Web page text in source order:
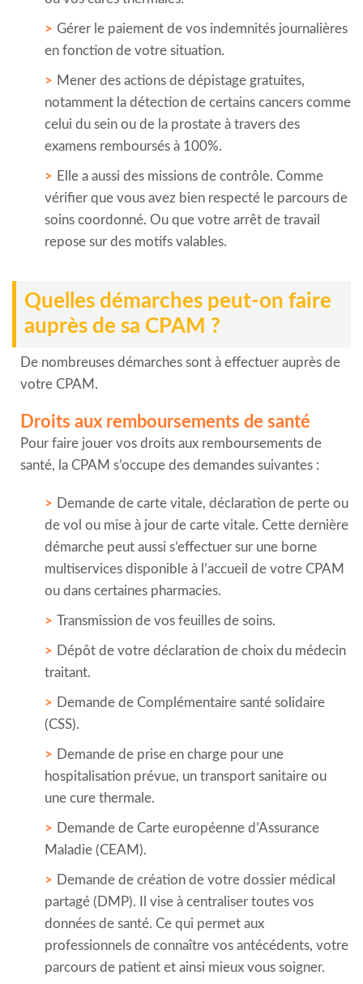
Gérer le paiement de vos indemnités journalières
en fonction de votre situation.
Mener des actions de dépistage gratuites,
notamment la détection de certains cancers comme
celui du sein ou de la prostate à travers des
examens remboursés à 100%.
Elle a aussi des missions de contrôle. Comme
vérifier que vous avez bien respecté le parcours de
soins coordonné. Ou que votre arrêt de travail
repose sur des motifs valables.
Quelles démarches peut-on faire
auprès de sa CPAM ?
De nombreuses démarches sont à effectuer auprès de
votre CPAM.
Droits aux remboursements de santé
Pour faire jouer vos droits aux remboursements de
santé, la CPAM s’occupe des demandes suivantes :
Demande de carte vitale, déclaration de perte ou
de vol ou mise à jour de carte vitale. Cette dernière
démarche peut aussi s’effectuer sur une borne
multiservices disponible à l’accueil de votre CPAM
ou dans certaines pharmacies.
Transmission de vos feuilles de soins.
Dépôt de votre déclaration de choix du médecin
traitant.
Demande de Complémentaire santé solidaire
(CSS).
Demande de prise en charge pour une
hospitalisation prévue, un transport sanitaire ou
une cure thermale.
Demande de Carte européenne d’Assurance
Maladie (CEAM).
Demande de création de votre dossier médical
partagé (DMP). Il vise à centraliser toutes vos
données de santé. Ce qui permet aux
professionnels de connaître vos antécédents, votre
parcours de patient et ainsi mieux vous soigner.